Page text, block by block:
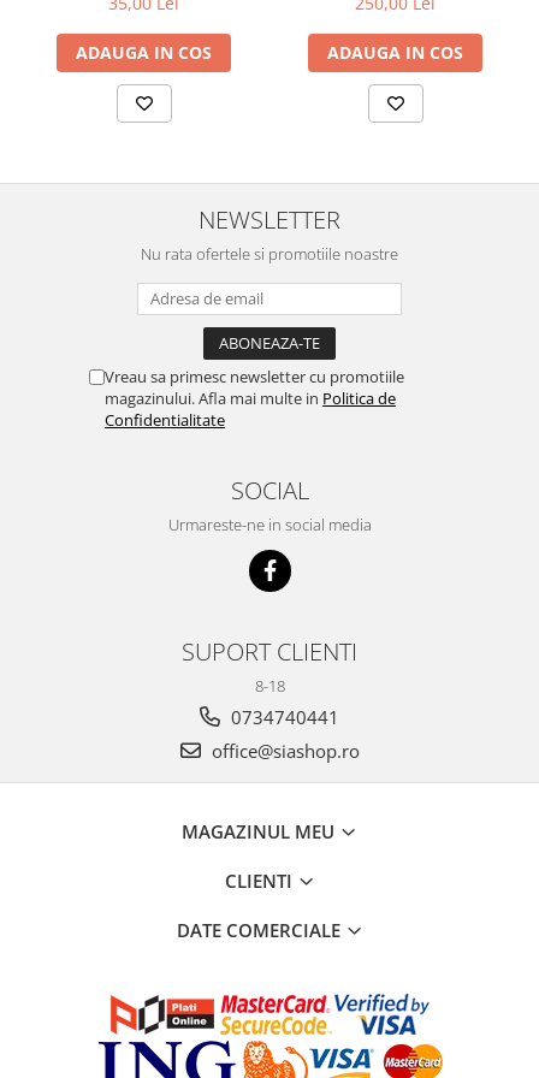
ADAUGA IN COS ADAUGA IN COS
NEWSLETTER
Nu rata ofertele si promotiile noastre
Vreau sa primesc newsletter cu promotiile
magazinului. Afla mai multe in Politica de
Confidentialitate
SOCIAL
Urmareste-ne in social media
SUPORT CLIENTI
8-18
0734740441
office@siashop.ro
MAGAZINUL MEU
CLIENTI
DATE COMERCIALE